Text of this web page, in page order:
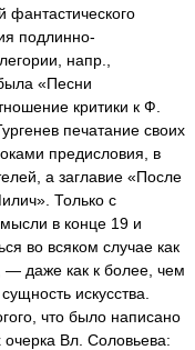
подлинно-
напр.,
«Песни
критики к Ф.
печатание своих
предисловия, в
а заглавие «После
Только с
в конце 19 и
во всяком случае как
— даже как к более, чем
искусства.
что было написано
Вл. Соловьева: